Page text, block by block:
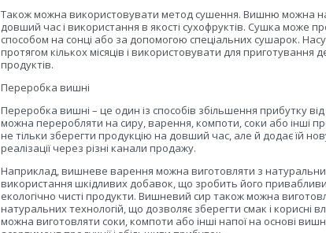
Також можна використовувати метод сушення. Вишню можна
довший час і використання в якості сухофруктів. Сушка може
способом на сонці або за допомогою спеціальних сушарок.
протягом кількох місяців і використовувати для приготування
продуктів.
Переробка вишні
Переробка вишні – це один із способів збільшення прибутку
можна переробляти на сиру, варення, компоти, соки або інші
не тільки зберегти продукцію на довший час, але й додає їй
реалізації через різні канали продажу.
Наприклад, вишневе варення можна виготовляти з натуральних
використання шкідливих добавок, що зробить його
екологічно чисті продукти. Вишневий сир також можна
натуральних технологій, що дозволяє зберегти смак і корисні
можна виготовляти соки, компоти або інші напої на основі